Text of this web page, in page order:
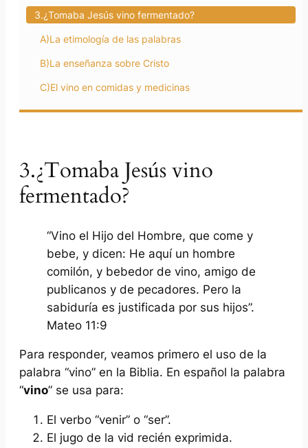
3.¿Tomaba Jesús vino fermentado?
A)La etimología de las palabras
B)La enseñanza sobre Cristo
C)El vino en comidas y medicinas
3.¿Tomaba Jesús vino
fermentado?
“Vino el Hijo del Hombre, que come y
bebe, y dicen: He aquí un hombre
comilón, y bebedor de vino, amigo de
publicanos y de pecadores. Pero la
sabiduría es justificada por sus hijos”.
Mateo 11:9
Para responder, veamos primero el uso de la
palabra “vino” en la Biblia. En español la palabra
“vino” se usa para:
El verbo “venir” o “ser”.
El jugo de la vid recién exprimida.